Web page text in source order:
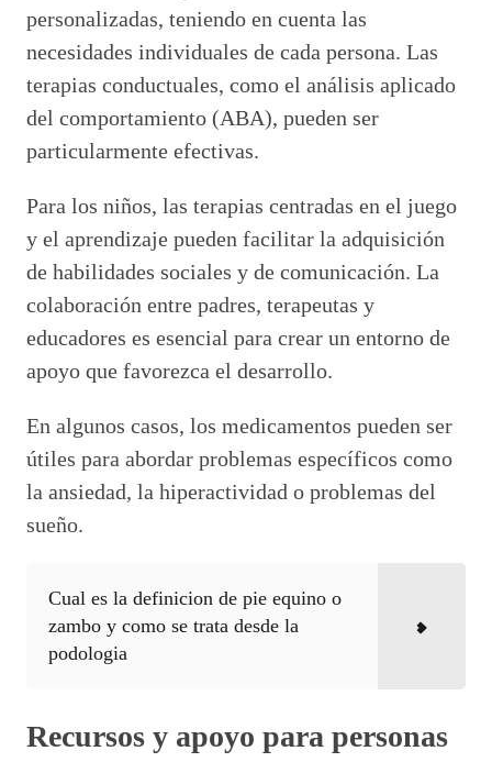
personalizadas, teniendo en cuenta las
necesidades individuales de cada persona. Las
terapias conductuales, como el análisis aplicado
del comportamiento (ABA), pueden ser
particularmente efectivas.
Para los niños, las terapias centradas en el juego
y el aprendizaje pueden facilitar la adquisición
de habilidades sociales y de comunicación. La
colaboración entre padres, terapeutas y
educadores es esencial para crear un entorno de
apoyo que favorezca el desarrollo.
En algunos casos, los medicamentos pueden ser
útiles para abordar problemas específicos como
la ansiedad, la hiperactividad o problemas del
sueño.
Cual es la definicion de pie equino o
zambo y como se trata desde la
podologia
Recursos y apoyo para personas